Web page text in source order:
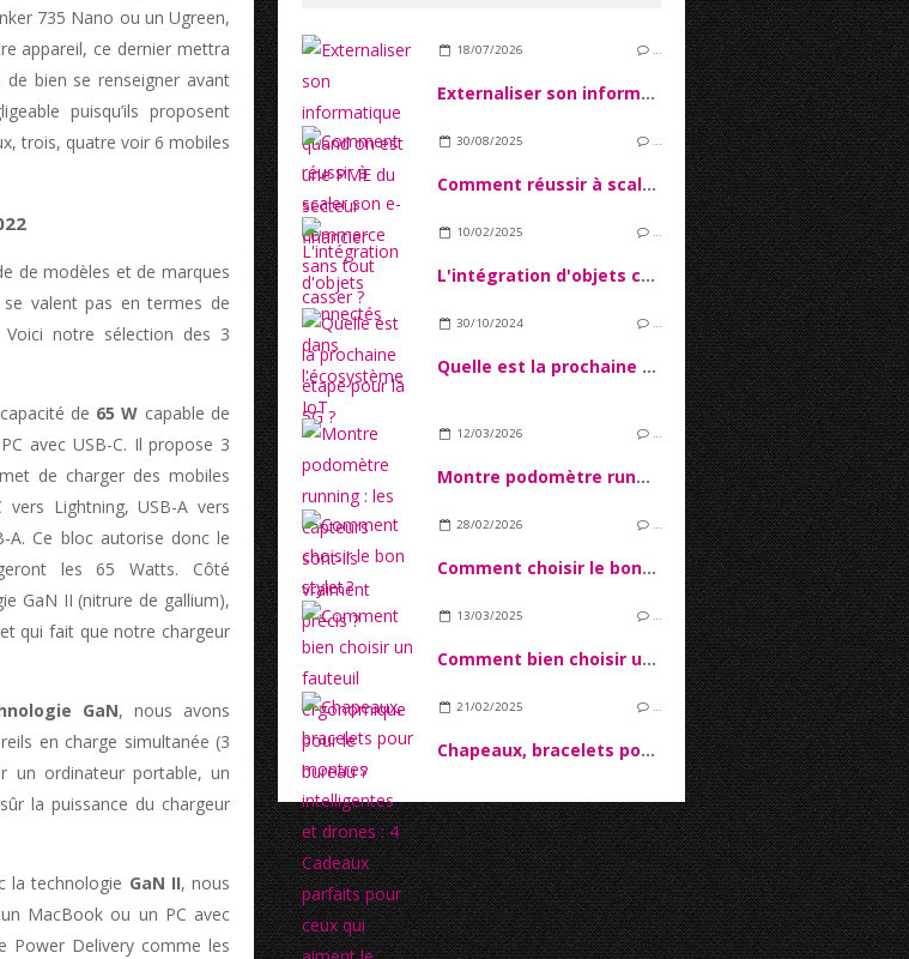
735 Nano ou un Ugreen,
appareil, ce dernier mettra
bien se renseigner avant
puisqu’ils proposent
trois, quatre voir 6 mobiles
de modèles et de marques
valent pas en termes de
notre sélection des 3
de 65 W capable de
avec USB-C. Il propose 3
de charger des mobiles
Lightning, USB-A vers
A. Ce bloc autorise donc le
les 65 Watts. Côté
GaN II (nitrure de gallium),
qui fait que notre chargeur
GaN, nous avons
en charge simultanée (3
un ordinateur portable, un
la puissance du chargeur
la technologie GaN II, nous
MacBook ou un PC avec
Power Delivery comme les
18/07/2026 …
Externaliser son informatique quand on est une PME du secteur financier
30/08/2025 …
Comment réussir à scaler son e-commerce sans tout casser ?
10/02/2025 …
L'intégration d'objets connectés dans l'écosystème IoT
30/10/2024 …
Quelle est la prochaine étape pour la 5G ?
12/03/2026 …
Montre podomètre running : les capteurs sont-ils vraiment précis ?
28/02/2026 …
Comment choisir le bon stylet ?
13/03/2025 …
Comment bien choisir un fauteuil ergonomique pour le bureau ?
21/02/2025 …
Chapeaux, bracelets pour montres intelligentes et drones : 4 Cadeaux parfaits pour ceux qui aiment le plein air